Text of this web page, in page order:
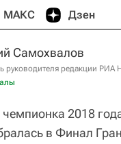
МАКС Дзен
Самохвалов
руководителя редакции РИА
2018
в Финал